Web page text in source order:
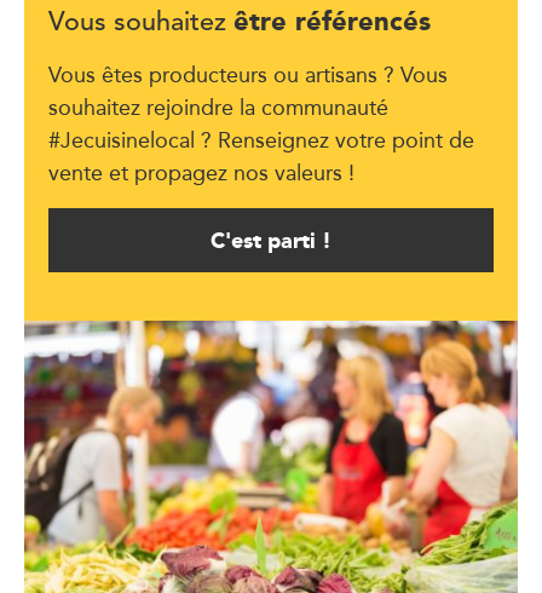
Vous souhaitez être référencés
Vous êtes producteurs ou artisans ? Vous
souhaitez rejoindre la communauté
#Jecuisinelocal ? Renseignez votre point de
vente et propagez nos valeurs !
C'est parti !